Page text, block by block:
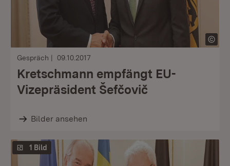
Gespräch 09.10.2017
Kretschmann empfängt EU-
Vizepräsident Šefčovič
Bilder ansehen
1 Bild